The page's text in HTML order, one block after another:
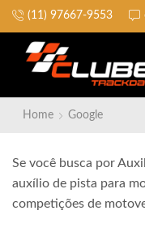
(11) 97667-9553
Não perca a
Home Google
Se você busca por
auxílio de pista para
competições de